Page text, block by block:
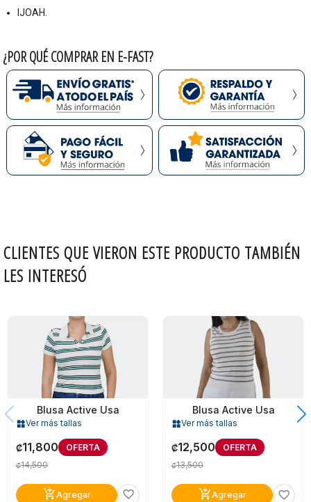
IJOAH.
¿POR QUÉ COMPRAR EN E-FAST?
CLIENTES QUE VIERON ESTE PRODUCTO TAMBIÉN
LES INTERESÓ
Blusa Active Usa
widgetsVer más tallas
₡11,800 OFERTA
₡14,500
add_shopping_cartAgregar favorite_border
Blusa Active Usa
widgetsVer más tallas
₡12,500 OFERTA
₡13,500
add_shopping_cartAgregar favorite_border